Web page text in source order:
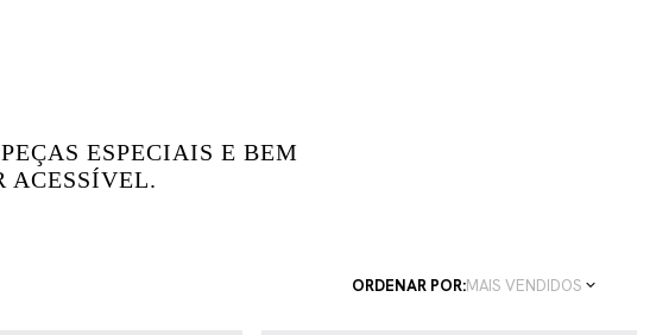
ESPECIAIS E BEM
ACESSÍVEL.
ORDENAR POR:MAIS VENDIDOS